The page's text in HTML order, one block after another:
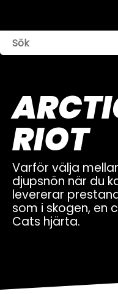
RIOT
Varför välja
djupsnön när du
levererar
som i skogen, en
Cats hjärta.